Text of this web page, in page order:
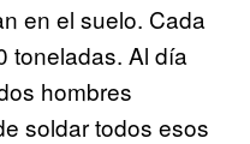
en el suelo. Cada
toneladas. Al día
hombres
soldar todos esos